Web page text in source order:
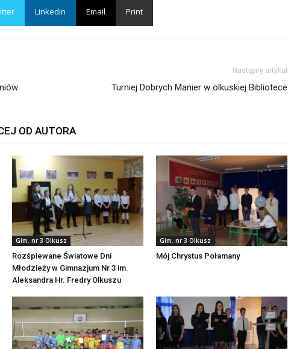
Linkedin Email Print
Następny artykuł
Turniej Dobrych Manier w olkuskiej Bibliotece
OD AUTORA
Gim. nr 3 Olkusz
Rozśpiewane Światowe Dni
Młodzieży w Gimnazjum Nr 3 im.
Aleksandra Hr. Fredry Olkuszu
Gim. nr 3 Olkusz
Mój Chrystus Połamany